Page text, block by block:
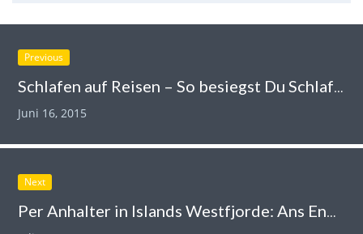
Previous
Schlafen auf Reisen – So besiegst Du Schlafprobleme in Flugzeug, Zug und Bus
Juni 16, 2015
Next
Per Anhalter in Islands Westfjorde: Ans Ende der Welt